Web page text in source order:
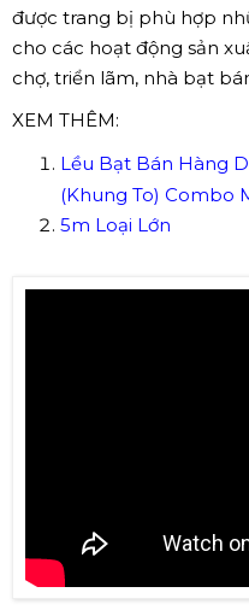
được trang bị phù hợp
cho các hoạt động sản
chợ, triển lãm, nhà bạt
XEM THÊM:
Lều Bạt Bán Hàng
(Khung To) Combo
5m Loại Lớn